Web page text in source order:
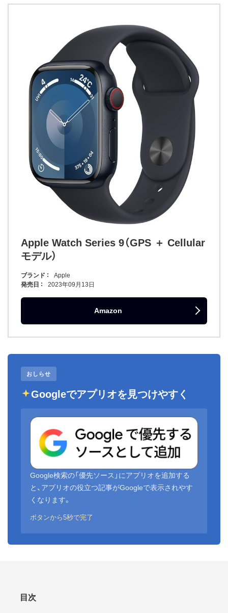
Apple Watch Series 9（GPS ＋ Cellular
モデル）
ブランド
Apple
発売日
2023年09月13日
Amazon
おしらせ
Googleでアプリオを見つけやすく
Google検索の「優先ソース」にアプリオを追加する
と、アプリオの役立つ記事がGoogleで表示されやす
くなります。
ボタンから5秒で完了
目次